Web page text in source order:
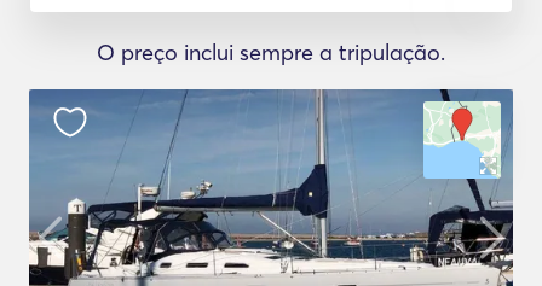
O preço inclui sempre a tripulação.